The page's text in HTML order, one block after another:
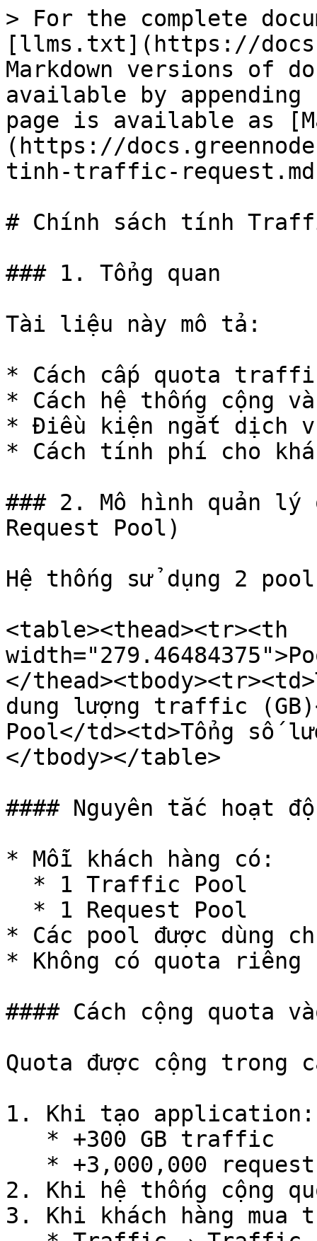
> For the complete
[llms.txt](https://
Markdown versions of
available by
page is available as
(https://
tinh-traffic-
# Chính sách tính
### 1. Tổng quan
Tài liệu này mô tả:
* Cách cấp quota
* Cách hệ thống cộng
* Điều kiện ngắt dịch
* Cách tính phí cho
### 2. Mô hình quản
Request Pool)
Hệ thống sử dụng 2
<table><thead><tr><th
</
dung lượng traffic
Pool</td><td>Tổng số
</tbody></table>
#### Nguyên tắc hoạt
* Mỗi khách hàng có:
* Các pool được dùng
* Không có quota
#### Cách cộng quota
Quota được cộng trong
1. Khi tạo application:
2. Khi hệ thống cộng
3. Khi khách hàng mua